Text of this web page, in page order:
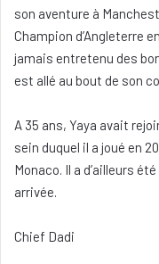
son aventure à
Champion d’Angleterre
jamais entretenu des
est allé au bout de son
A 35 ans, Yaya avait
sein duquel il a joué en
Monaco. Il a d’ailleurs
arrivée.
Chief Dadi